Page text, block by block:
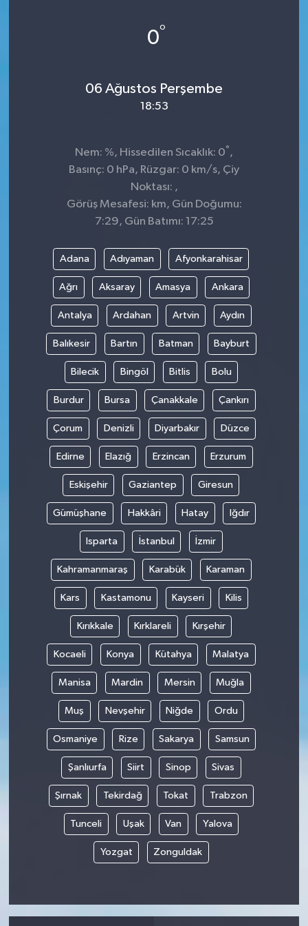
0°
06 Ağustos Perşembe
18:53
Nem: %, Hissedilen Sıcaklık: 0° ,
Basınç: 0 hPa, Rüzgar: 0 km/s, Çiy
Noktası: ,
Görüş Mesafesi: km, Gün Doğumu:
7:29, Gün Batımı: 17:25
Adana Adıyaman Afyonkarahisar
Ağrı Aksaray Amasya Ankara
Antalya Ardahan Artvin Aydın
Balıkesir Bartın Batman Bayburt
Bilecik Bingöl Bitlis Bolu
Burdur Bursa Çanakkale Çankırı
Çorum Denizli Diyarbakır Düzce
Edirne Elazığ Erzincan Erzurum
Eskişehir Gaziantep Giresun
Gümüşhane Hakkâri Hatay Iğdır
Isparta İstanbul İzmir
Kahramanmaraş Karabük Karaman
Kars Kastamonu Kayseri Kilis
Kırıkkale Kırklareli Kırşehir
Kocaeli Konya Kütahya Malatya
Manisa Mardin Mersin Muğla
Muş Nevşehir Niğde Ordu
Osmaniye Rize Sakarya Samsun
Şanlıurfa Siirt Sinop Sivas
Şırnak Tekirdağ Tokat Trabzon
Tunceli Uşak Van Yalova
Yozgat Zonguldak
SİYASET
SOSYAL YAŞAM
ULUSAL HABERLER